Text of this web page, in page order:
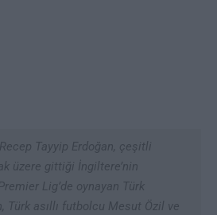
Tayyip Erdoğan, çeşitli
üzere gittiği İngiltere’nin
Lig’de oynayan Türk
Türk asıllı futbolcu Mesut Özil ve